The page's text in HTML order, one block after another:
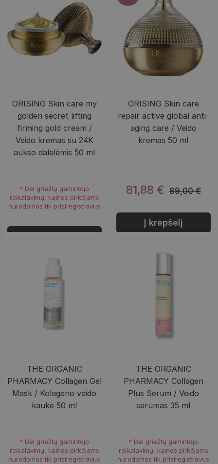
ORISING Skin care my
golden secret lifting
firming gold cream /
Veido kremas su 24K
aukso dalelėmis 50 ml
* Dėl griežtų gamintojo
reikalavimų, kainos pirkėjams
nurodomos tik prisiregistravus
ORISING Skin care
repair active global anti-
aging care / Veido
kremas 50 ml
81,88 € 89,00 €
Į krepšelį
THE ORGANIC
PHARMACY Collagen Gel
Mask / Kolageno veido
kaukė 50 ml
* Dėl griežtų gamintojo
reikalavimų, kainos pirkėjams
nurodomos tik prisiregistravus
THE ORGANIC
PHARMACY Collagen
Plus Serum / Veido
serumas 35 ml
* Dėl griežtų gamintojo
reikalavimų, kainos pirkėjams
nurodomos tik prisiregistravus